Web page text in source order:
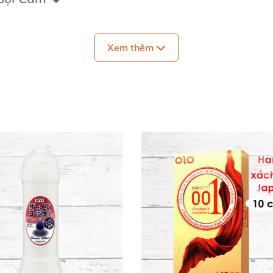
, mỗi mùi đều tinh chế tự nhiên, chinh phục mọi giác
cấm đầy cám dỗ. 🍎
sẵn sàng bùng nổ đam mê.
gió ve vuốt da thịt.
kết hợp gia vị độc đáo, quyến luyến khó quên.
cú "kick" mạnh mẽ, đánh thức giác quan.
cỏ khiêu khích. 🏖️
Xem thêm